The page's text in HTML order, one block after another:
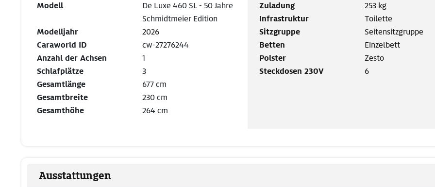
Modell
De Luxe 460 SL - 50 Jahre
Schmidtmeier Edition
Modelljahr
2026
Caraworld ID
cw-27276244
Anzahl der Achsen
1
Schlafplätze
3
Gesamtlänge
677 cm
Gesamtbreite
230 cm
Gesamthöhe
264 cm
Zuladung
253 kg
Infrastruktur
Toilette
Sitzgruppe
Seitensitzgruppe
Betten
Einzelbett
Polster
Zesto
Steckdosen 230V
6
Ausstattungen